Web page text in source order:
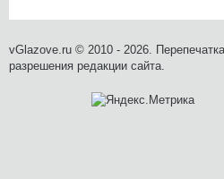
vGlazove.ru © 2010 - 2026.
разрешения редакции сайта.